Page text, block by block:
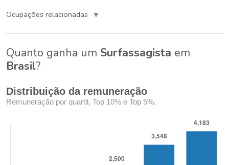
Ocupações relacionadas ▼
Quanto ganha um Surfassagista em
Brasil?
Distribuição da remuneração
Remuneração por quartil, Top 10% e Top 5%.